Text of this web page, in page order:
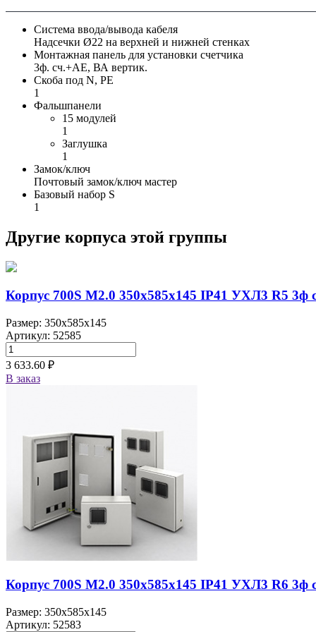
Система ввода/вывода кабеля
Надсечки Ø22 на верхней и нижней стенках
Монтажная панель для установки счетчика
3ф. сч.+АЕ, ВА вертик.
Скоба под N, PE
1
Фальшпанели
15 модулей
1
Заглушка
1
Замок/ключ
Почтовый замок/ключ мастер
Базовый набор S
1
Другие корпуса этой группы
Корпус 700S M2.0 350х585х145 IP41 УХЛ3 R5
Размер: 350x585x145
Артикул: 52585
3 633.60 ₽
В заказ
Корпус 700S M2.0 350х585х145 IP41 УХЛ3 R6
Размер: 350x585x145
Артикул: 52583